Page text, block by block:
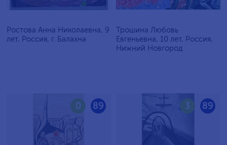
Ростова Анна Николаевна, 9
лет, Россия, г. Балахна
Трошина Любовь
Евгеньевна, 10 лет, Россия,
Нижний Новгород
89
0 89
3